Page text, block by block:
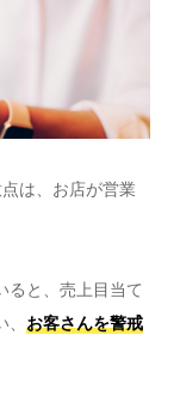
は、お店が営業
ると、売上目当て
お客さんを警戒